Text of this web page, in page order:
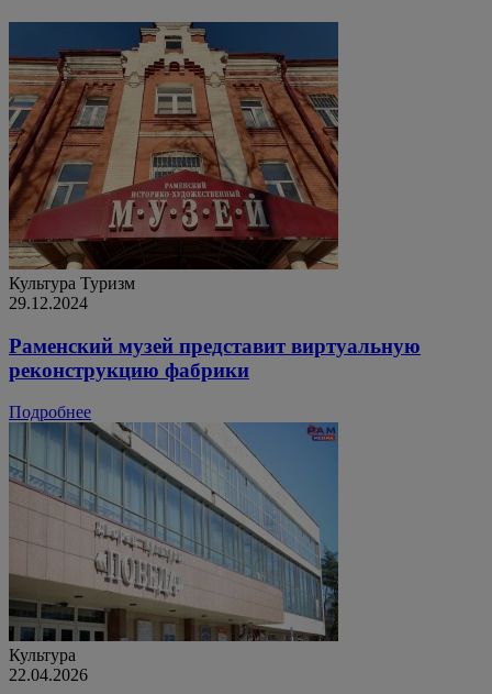
Культура Туризм
29.12.2024
Раменский музей представит виртуальную
реконструкцию фабрики
Подробнее
Культура
22.04.2026